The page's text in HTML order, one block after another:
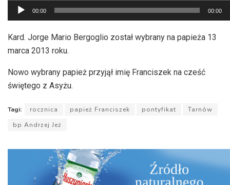
Odtwarzacz
plików
dźwiękowych
00:00 00:00
Kard. Jorge Mario Bergoglio został wybrany na papieża 13
marca 2013 roku.
Nowo wybrany papież przyjął imię Franciszek na cześć
świętego z Asyżu.
Tagi: rocznica papież Franciszek pontyfikat
Tarnów
bp Andrzej Jeż